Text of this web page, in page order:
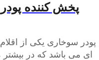
پخش کننده
پودر سوخاری یکی از
ای می باشد که در